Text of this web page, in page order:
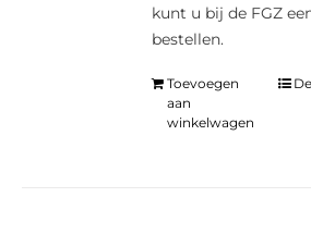
kunt u bij de FGZ
bestellen.
Toevoegen
aan
winkelwagen